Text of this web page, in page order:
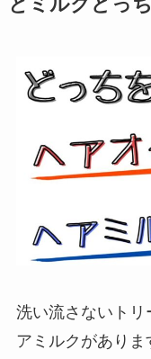
とミルクどっ
洗い流さないト
アミルクがありま